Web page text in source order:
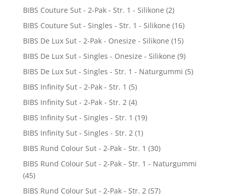
BIBS Couture Sut - 2-Pak - Str. 1 - Silikone (2)
BIBS Couture Sut - Singles - Str. 1 - Silikone (16)
BIBS De Lux Sut - 2-Pak - Onesize - Silikone (15)
BIBS De Lux Sut - Singles - Onesize - Silikone (9)
BIBS De Lux Sut - Singles - Str. 1 - Naturgummi (5)
BIBS Infinity Sut - 2-Pak - Str. 1 (5)
BIBS Infinity Sut - 2-Pak - Str. 2 (4)
BIBS Infinity Sut - Singles - Str. 1 (19)
BIBS Infinity Sut - Singles - Str. 2 (1)
BIBS Rund Colour Sut - 2-Pak - Str. 1 (30)
BIBS Rund Colour Sut - 2-Pak - Str. 1 - Naturgummi
(45)
BIBS Rund Colour Sut - 2-Pak - Str. 2 (57)